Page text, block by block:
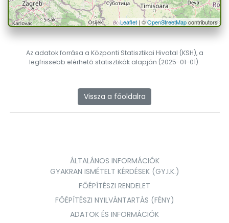
Leaflet| ©OpenStreetMapcontributors
Az adatok forrása a Központi Statisztikai Hivatal (KSH), a
legfrissebb elérhető statisztikák alapján (2025-01-01).
Vissza a főoldalra
ÁLTALÁNOS INFORMÁCIÓK
GYAKRAN ISMÉTELT KÉRDÉSEK (GY.I.K.)
FŐÉPÍTÉSZI RENDELET
FŐÉPÍTÉSZI NYILVÁNTARTÁS (FÉNY)
ADATOK ÉS INFORMÁCIÓK